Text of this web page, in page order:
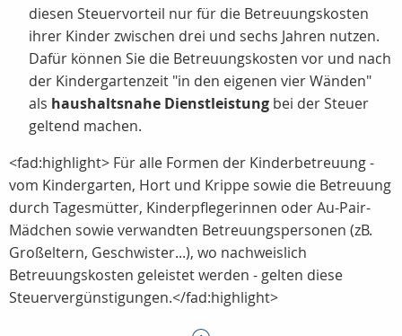
diesen Steuervorteil nur für die Betreuungskosten
ihrer Kinder zwischen drei und sechs Jahren nutzen.
Dafür können Sie die Betreuungskosten vor und nach
der Kindergartenzeit "in den eigenen vier Wänden"
als haushaltsnahe Dienstleistung bei der Steuer
geltend machen.
<fad:highlight> Für alle Formen der Kinderbetreuung -
vom Kindergarten, Hort und Krippe sowie die Betreuung
durch Tagesmütter, Kinderpflegerinnen oder Au-Pair-
Mädchen sowie verwandten Betreuungspersonen (zB.
Großeltern, Geschwister...), wo nachweislich
Betreuungskosten geleistet werden - gelten diese
Steuervergünstigungen.</fad:highlight>